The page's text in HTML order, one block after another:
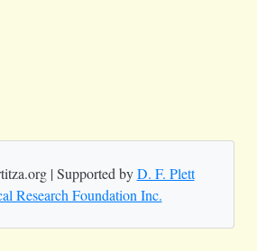
| Supported byD. F. Plett
Research Foundation Inc.